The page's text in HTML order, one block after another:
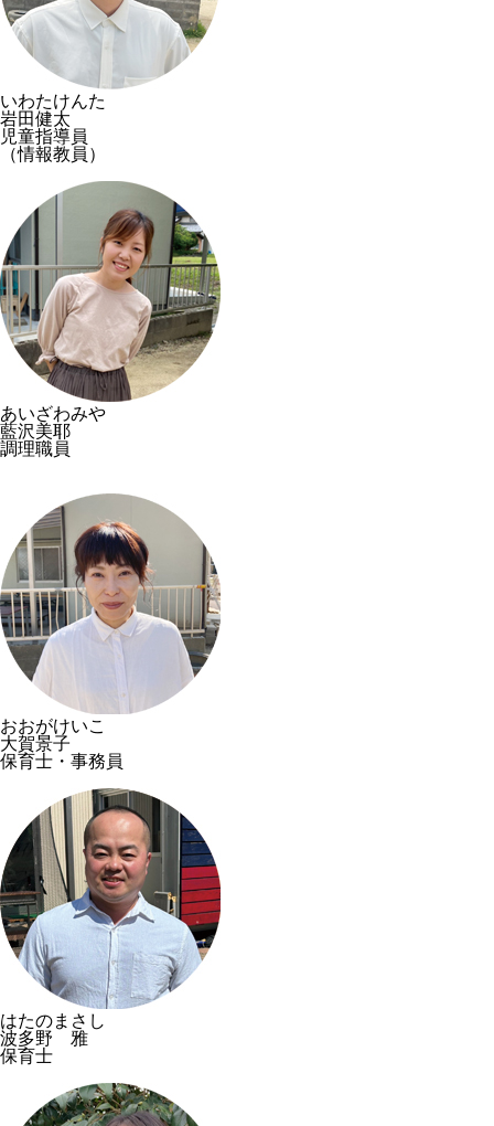
いわたけんた
岩田健太
児童指導員
（情報教員）
あいざわみや
藍沢美耶
調理職員
おおがけいこ
大賀景子
保育士・事務員
はたのまさし
波多野 雅
保育士